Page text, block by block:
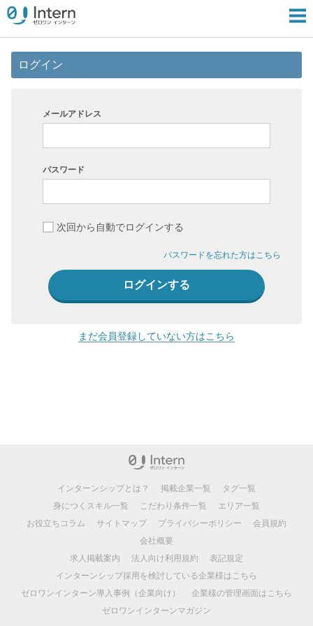
ログイン
メールアドレス
パスワード
次回から自動でログインする
パスワードを忘れた方はこちら
まだ会員登録していない方はこちら
インターンシップとは？ 掲載企業一覧
タグ一覧
身につくスキル一覧
こだわり条件一覧
エリア一覧
お役立ちコラム
サイトマップ プライバシーポリシー
会員規約
会社概要
求人掲載案内
法人向け利用規約
表記規定
インターンシップ採用を検討している企業様はこちら
ゼロワンインターン導入事例（企業向け）
企業様の管理画面はこちら
ゼロワンインターンマガジン